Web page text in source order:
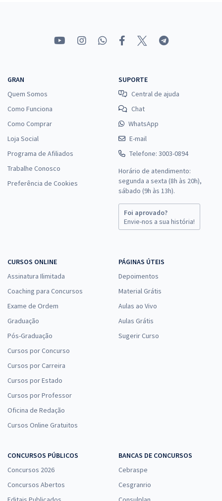
GRAN
Quem Somos
Como Funciona
Como Comprar
Loja Social
Programa de Afiliados
Trabalhe Conosco
Preferência de Cookies
SUPORTE
Central de ajuda
Chat
WhatsApp
E-mail
Telefone: 3003-0894
Horário de atendimento:
segunda a sexta (8h às 20h),
sábado (9h às 13h).
Foi aprovado?
Envie-nos a sua história!
CURSOS ONLINE
Assinatura Ilimitada
Coaching para Concursos
Exame de Ordem
Graduação
Pós-Graduação
Cursos por Concurso
Cursos por Carreira
Cursos por Estado
Cursos por Professor
Oficina de Redação
Cursos Online Gratuitos
PÁGINAS ÚTEIS
Depoimentos
Material Grátis
Aulas ao Vivo
Aulas Grátis
Sugerir Curso
CONCURSOS PÚBLICOS
Concursos 2026
Concursos Abertos
BANCAS DE CONCURSOS
Cebraspe
Cesgranrio